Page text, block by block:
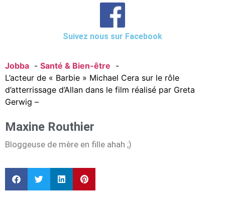
Suivez nous sur Facebook
Jobba
Santé & Bien-être
L’acteur de « Barbie » Michael Cera sur le rôle
d’atterrissage d’Allan dans le film réalisé par Greta
Gerwig –
Maxine Routhier
Bloggeuse de mère en fille ahah ;)